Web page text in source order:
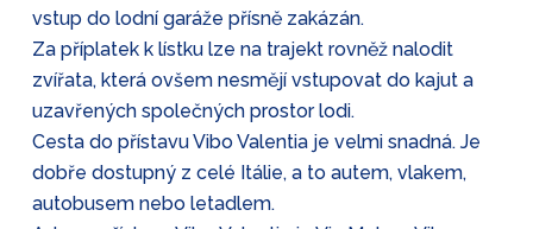
vstup do lodní garáže přísně zakázán.
Za příplatek k lístku lze na trajekt rovněž nalodit
zvířata, která ovšem nesmějí vstupovat do kajut a
uzavřených společných prostor lodi.
Cesta do přístavu Vibo Valentia je velmi snadná. Je
dobře dostupný z celé Itálie, a to autem, vlakem,
autobusem nebo letadlem.